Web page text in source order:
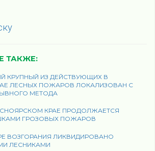
ТАКЖЕ:
КРУПНЫЙ ИЗ ДЕЙСТВУЮЩИХ В
ЛЕСНЫХ ПОЖАРОВ ЛОКАЛИЗОВАН С
МЕТОДА
КРАЕ ПРОДОЛЖАЕТСЯ
ГРОЗОВЫХ ПОЖАРОВ
ВОЗГОРАНИЯ ЛИКВИДИРОВАНО
ЛЕСНИКАМИ